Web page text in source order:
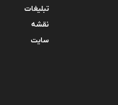
تبلیغات
نقشه
سایت